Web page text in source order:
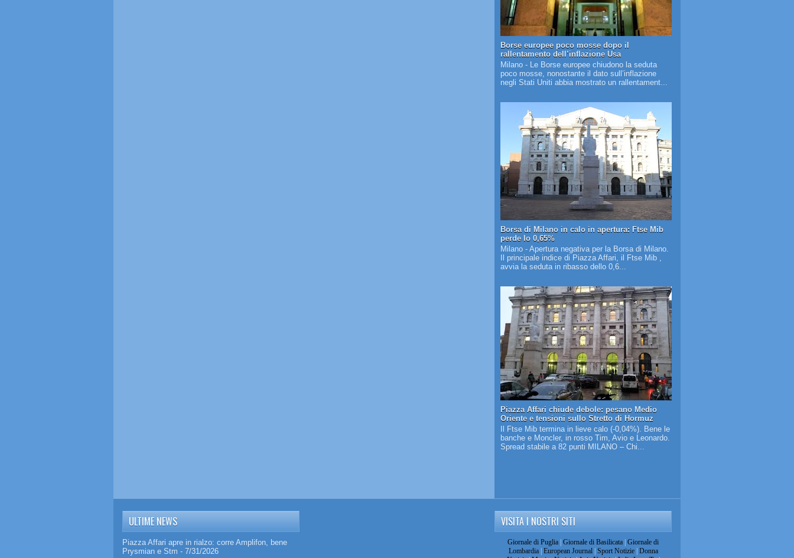
Borse europee poco mosse dopo il
rallentamento dell’inflazione Usa
Milano - Le Borse europee chiudono la seduta
poco mosse, nonostante il dato sull’inflazione
negli Stati Uniti abbia mostrato un rallentament...
Borsa di Milano in calo in apertura: Ftse Mib
perde lo 0,65%
Milano - Apertura negativa per la Borsa di Milano.
Il principale indice di Piazza Affari, il Ftse Mib ,
avvia la seduta in ribasso dello 0,6...
Piazza Affari chiude debole: pesano Medio
Oriente e tensioni sullo Stretto di Hormuz
Il Ftse Mib termina in lieve calo (-0,04%). Bene le
banche e Moncler, in rosso Tim, Avio e Leonardo.
Spread stabile a 82 punti MILANO – Chi...
ULTIME NEWS
Piazza Affari apre in rialzo: corre Amplifon, bene
Prysmian e Stm - 7/31/2026
VISITA I NOSTRI SITI
Giornale di Puglia | Giornale di Basilicata | Giornale di
Lombardia| European Journal| Sport Notizie| Donna